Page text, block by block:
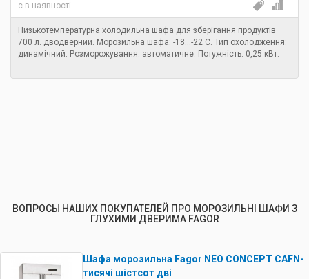
є в наявності
Низькотемпературна холодильна шафа для зберігання продуктів
700 л. дводверний. Морозильна шафа: -18...-22 С. Тип охолодження:
динамічний. Розморожування: автоматичне. Потужність: 0,25 кВт.
ВОПРОСЫ НАШИХ ПОКУПАТЕЛЕЙ ПРО МОРОЗИЛЬНІ ШАФИ З
ГЛУХИМИ ДВЕРИМА FAGOR
Шафа морозильна Fagor NEO CONCEPT CAFN-
тисячі шістсот дві